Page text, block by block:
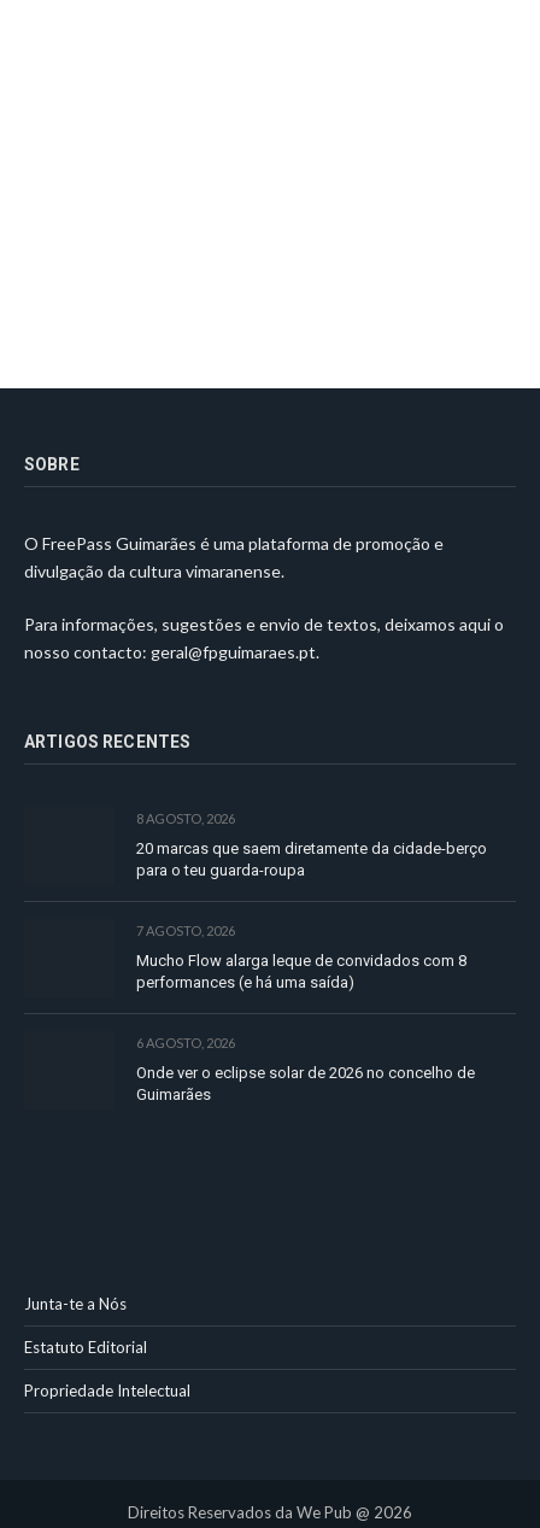
SOBRE
O FreePass Guimarães é uma plataforma de promoção e
divulgação da cultura vimaranense.
Para informações, sugestões e envio de textos, deixamos aqui o
nosso contacto: geral@fpguimaraes.pt.
ARTIGOS RECENTES
8 AGOSTO, 2026
20 marcas que saem diretamente da cidade-berço
para o teu guarda-roupa
7 AGOSTO, 2026
Mucho Flow alarga leque de convidados com 8
performances (e há uma saída)
6 AGOSTO, 2026
Onde ver o eclipse solar de 2026 no concelho de
Guimarães
Junta-te a Nós
Estatuto Editorial
Propriedade Intelectual
Direitos Reservados da We Pub @ 2026